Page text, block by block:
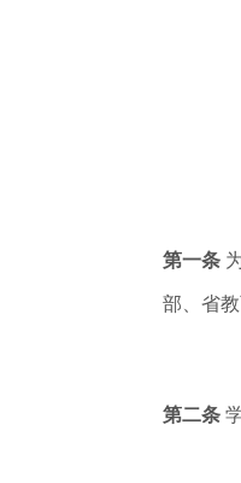
第一条
部、省
第二条